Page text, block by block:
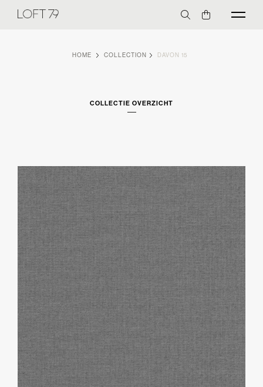
HOME COLLECTION DAVON 15
COLLECTIE OVERZICHT